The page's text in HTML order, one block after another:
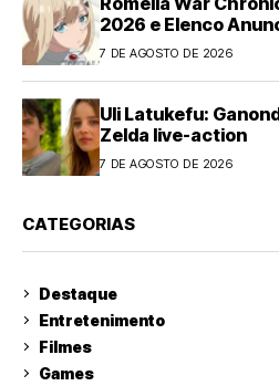
2026 e Elenco
7 DE AGOSTO DE 2026
Uli Latukefu:
Zelda live-action
7 DE AGOSTO DE 2026
CATEGORIAS
Destaque
Entretenimento
Filmes
Games